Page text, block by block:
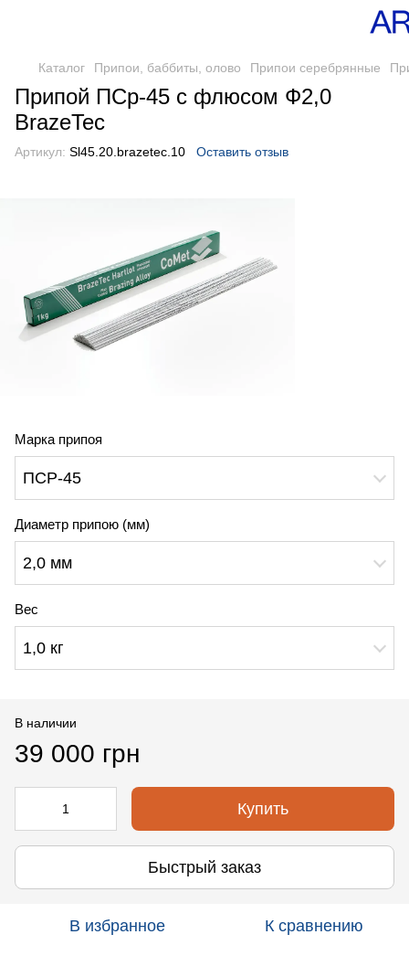
Каталог Припои, баббиты, олово Припои серебрянные
Припой ПСр-45 с флюсом Ф2,0
BrazeTec
Артикул: Sl45.20.brazetec.10 Оставить отзыв
Марка припоя
ПСР-45
Диаметр припою (мм)
2,0 мм
Вес
1,0 кг
В наличии
39 000 грн
Купить
Быстрый заказ
В избранное К сравнению